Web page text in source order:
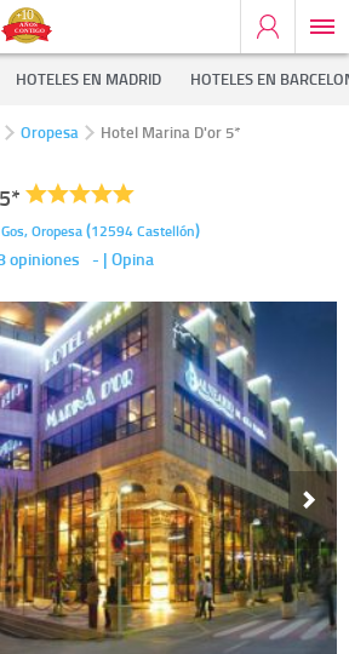
HOTELES EN MADRID HOTELES EN
Oropesa Hotel Marina D'or 5*
Oropesa(12594Castellón)
opiniones - | Opina